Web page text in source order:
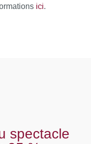
ici.
spectacle